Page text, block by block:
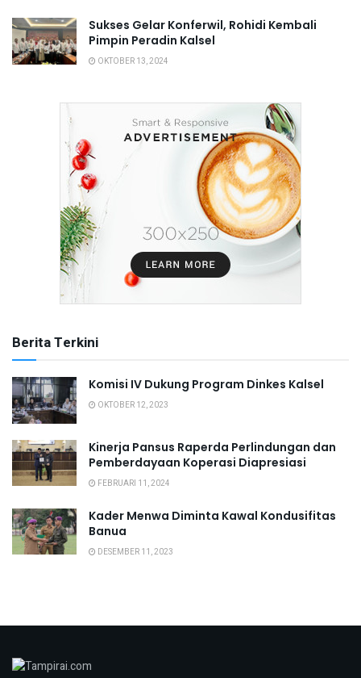
Sukses Gelar Konferwil, Rohidi Kembali
Pimpin Peradin Kalsel
OKTOBER 13, 2024
Berita Terkini
Komisi IV Dukung Program Dinkes Kalsel
OKTOBER 12, 2023
Kinerja Pansus Raperda Perlindungan dan
Pemberdayaan Koperasi Diapresiasi
FEBRUARI 11, 2024
Kader Menwa Diminta Kawal Kondusifitas
Banua
DESEMBER 11, 2023